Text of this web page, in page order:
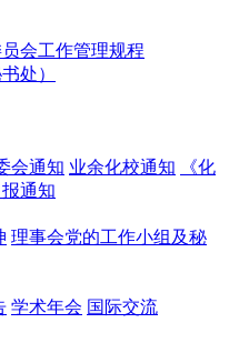
会工作管理规程
处）
会通知 业余化校通知
《化
通知
理事会党的工作小组及秘
学术年会 国际交流